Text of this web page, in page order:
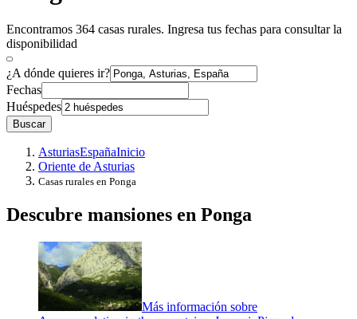
Encontramos 364 casas rurales. Ingresa tus fechas para consultar la
disponibilidad
¿A dónde quieres ir?
Fechas
Huéspedes
Buscar
AsturiasEspañaInicio
Oriente de Asturias
Casas rurales en Ponga
Descubre mansiones en Ponga
Más información sobre